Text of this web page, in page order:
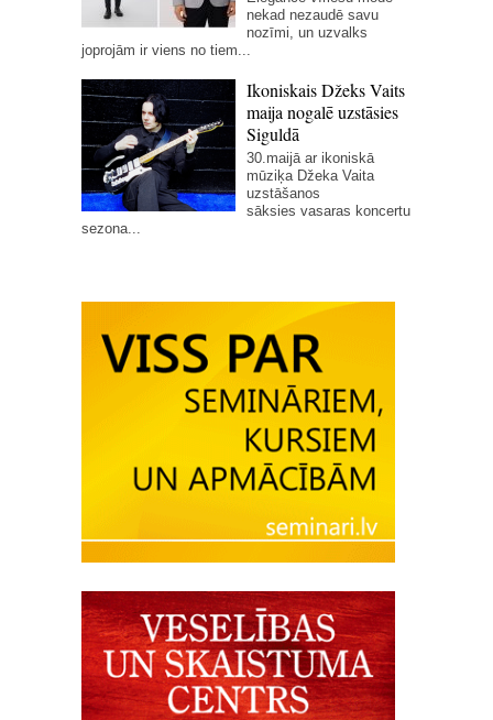
nekad nezaudē savu
nozīmi, un uzvalks
joprojām ir viens no tiem...
Ikoniskais Džeks Vaits
maija nogalē uzstāsies
Siguldā
30.maijā ar ikoniskā
mūziķa Džeka Vaita
uzstāšanos
sāksies vasaras koncertu
sezona...